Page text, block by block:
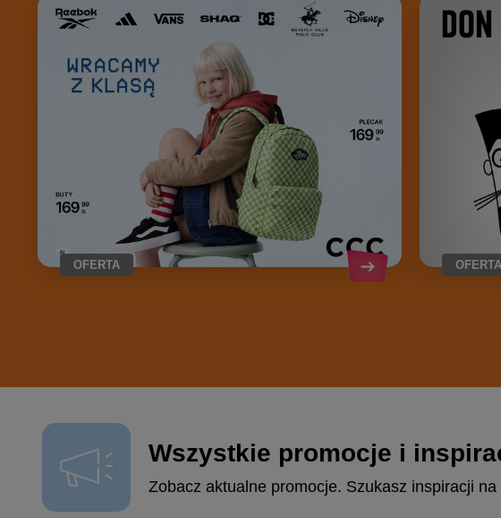
OFERTA OFERTA
Wszystkie promocje i
Zobacz aktualne promocje. Szukasz inspiracji